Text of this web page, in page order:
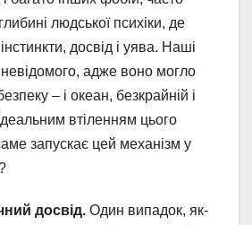
людської психіки, де
досвід і уява. Наші
адже воно могло
– і океан, безкрайній і
втіленням цього
запускає цей механізм у
досвід. Один випадок, як-